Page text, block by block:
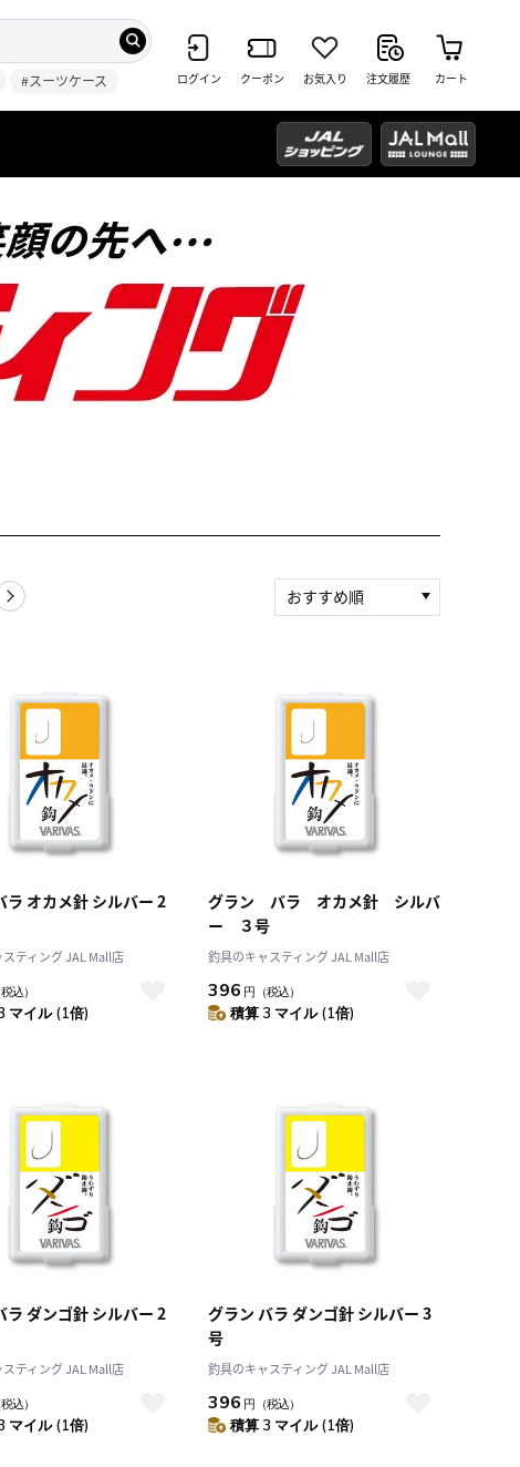
#スーツケース ログイン クーポン お気入り 注文履歴 カート
おすすめ順
順）
人気順
レビュー件数（多い
順）
レビュー評価（高い
順）
価格（安い順）
価格（高い順）
ラ オカメ針 シルバー 2
ティング JAL Mall店
税込）
マイル (1倍)
グラン バラ オカメ針 シルバ
ー ３号
釣具のキャスティング JAL Mall店
396 円 （税込）
積算 3 マイル (1倍)
ラ ダンゴ針 シルバー 2
ティング JAL Mall店
税込）
マイル (1倍)
グラン バラ ダンゴ針 シルバー 3
号
釣具のキャスティング JAL Mall店
396 円 （税込）
積算 3 マイル (1倍)